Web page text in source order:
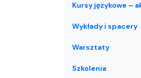
Kursy językowe –
Wykłady i spacery
Warsztaty
Szkolenia